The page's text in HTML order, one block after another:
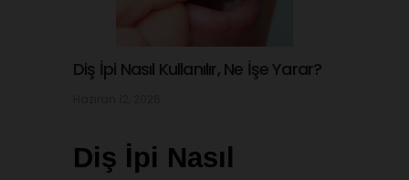
Diş İpi Nasıl Kullanılır, Ne İşe Yarar?
Diş İpi Nasıl